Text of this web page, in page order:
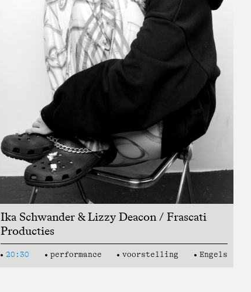
Ika Schwander & Lizzy Deacon / Frascati
Producties
20:30 performance voorstelling Engels